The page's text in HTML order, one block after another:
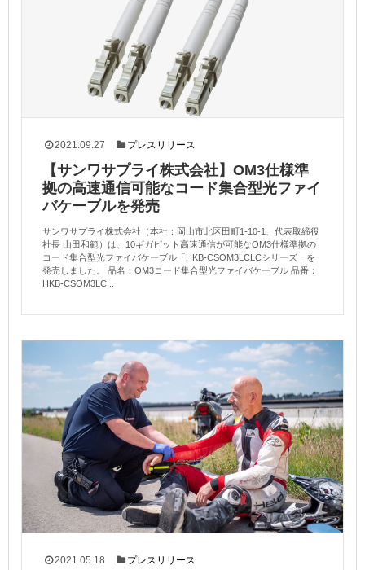
2021.09.27 プレスリリース
【サンワサプライ株式会社】OM3仕様準
拠の高速通信可能なコード集合型光ファイ
バケーブルを発売
サンワサプライ株式会社（本社：岡山市北区田町1-10-1、代表取締役
社長 山田和範）は、10ギガビット高速通信が可能なOM3仕様準拠の
コード集合型光ファイバケーブル「HKB-CSOM3LCLCシリーズ」を
発売しました。 品名：OM3コード集合型光ファイバケーブル 品番：
HKB-CSOM3LC...
2021.05.18 プレスリリース